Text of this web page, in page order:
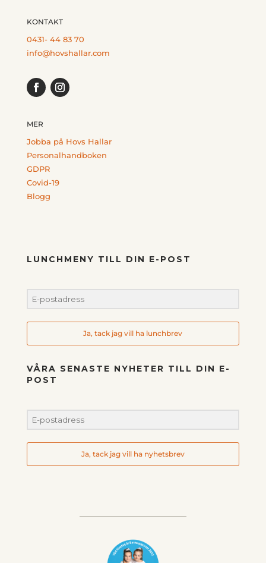
KONTAKT
0431- 44 83 70
info@hovshallar.com
MER
Jobba på Hovs Hallar
Personalhandboken
GDPR
Covid-19
Blogg
LUNCHMENY TILL DIN E-POST
Ja, tack jag vill ha lunchbrev
VÅRA SENASTE NYHETER TILL DIN E-
POST
Ja, tack jag vill ha nyhetsbrev